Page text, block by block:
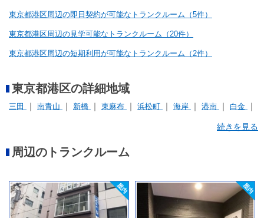
東京都港区周辺の即日契約が可能なトランクルーム（5件）
東京都港区周辺の見学可能なトランクルーム（20件）
東京都港区周辺の短期利用が可能なトランクルーム（2件）
東京都港区の詳細地域
三田 南青山 新橋 東麻布 浜松町 海岸 港南
白金
麻布十番
続きを見る
周辺のトランクルーム